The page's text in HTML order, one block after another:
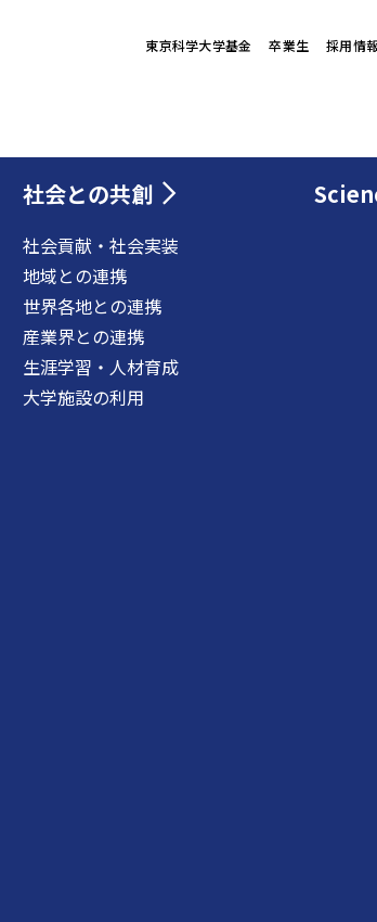
社会との共創
社会貢献・社会実装
地域との連携
世界各地との連携
産業界との連携
生涯学習・人材育成
大学施設の利用
東京科学大学基金 卒業生 採用情